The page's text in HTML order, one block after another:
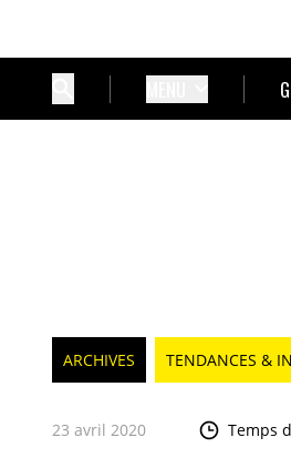
ARCHIVES TENDANCES &
23 avril 2020 Temps